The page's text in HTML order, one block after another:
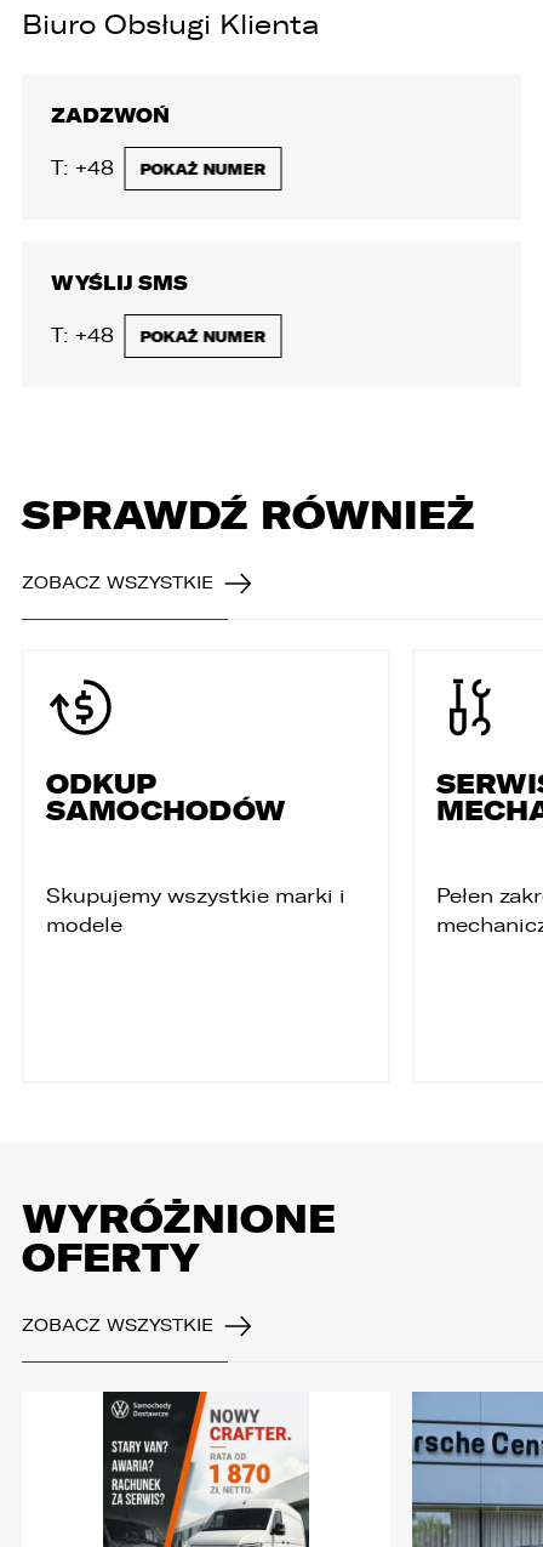
Biuro Obsługi Klienta
ZADZWOŃ
T: POKAŻ NUMER
+48 801 535 535
WYŚLIJ SMS
T: POKAŻ NUMER
+48 664 908 524
SPRAWDŹ RÓWNIEŻ
ZOBACZ WSZYSTKIE
ODKUP
SAMOCHODÓW
Skupujemy wszystkie marki i
modele
Pełen
WYRÓŻNIONE
OFERTY
ZOBACZ WSZYSTKIE